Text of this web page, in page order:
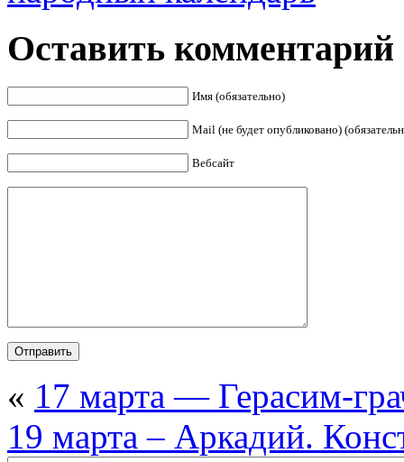
Оставить комментарий
Имя (обязательно)
Mail (не будет опубликовано)
Вебсайт
« 17 марта — Герасим-
19 марта – Аркадий.